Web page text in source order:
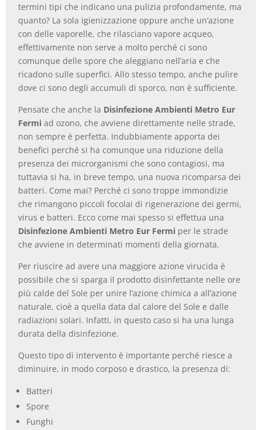
termini tipi che indicano una pulizia profondamente, ma
quanto? La sola igienizzazione oppure anche un’azione
con delle vaporelle, che rilasciano vapore acqueo,
effettivamente non serve a molto perché ci sono
comunque delle spore che aleggiano nell’aria e che
ricadono sulle superfici. Allo stesso tempo, anche pulire
dove ci sono degli accumuli di sporco, non è sufficiente.
Pensate che anche la Disinfezione Ambienti Metro Eur
Fermi ad ozono, che avviene direttamente nelle strade,
non sempre è perfetta. Indubbiamente apporta dei
benefici perché si ha comunque una riduzione della
presenza dei microrganismi che sono contagiosi, ma
tuttavia si ha, in breve tempo, una nuova ricomparsa dei
batteri. Come mai? Perché ci sono troppe immondizie
che rimangono piccoli focolai di rigenerazione dei germi,
virus e batteri. Ecco come mai spesso si effettua una
Disinfezione Ambienti Metro Eur Fermi per le strade
che avviene in determinati momenti della giornata.
Per riuscire ad avere una maggiore azione virucida è
possibile che si sparga il prodotto disinfettante nelle ore
più calde del Sole per unire l’azione chimica a all’azione
naturale, cioè a quella data dal calore del Sole e dalle
radiazioni solari. Infatti, in questo caso si ha una lunga
durata della disinfezione.
Questo tipo di intervento è importante perché riesce a
diminuire, in modo corposo e drastico, la presenza di:
Batteri
Spore
Funghi